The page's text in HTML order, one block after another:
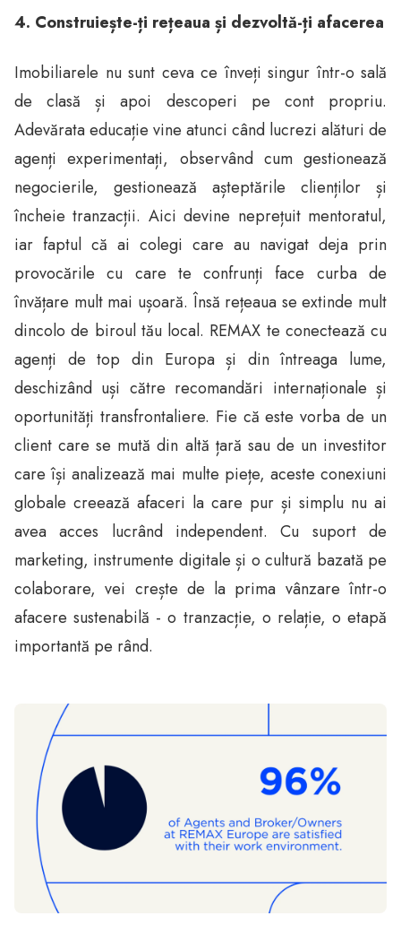
4. Construiește-ți rețeaua și dezvoltă-ți afacerea
Imobiliarele nu sunt ceva ce înveți singur într-o sală
de clasă și apoi descoperi pe cont propriu.
Adevărata educație vine atunci când lucrezi alături de
agenți experimentați, observând cum gestionează
negocierile, gestionează așteptările clienților și
încheie tranzacții. Aici devine neprețuit mentoratul,
iar faptul că ai colegi care au navigat deja prin
provocările cu care te confrunți face curba de
învățare mult mai ușoară. Însă rețeaua se extinde mult
dincolo de biroul tău local. REMAX te conectează cu
agenți de top din Europa și din întreaga lume,
deschizând uși către recomandări internaționale și
oportunități transfrontaliere. Fie că este vorba de un
client care se mută din altă țară sau de un investitor
care își analizează mai multe piețe, aceste conexiuni
globale creează afaceri la care pur și simplu nu ai
avea acces lucrând independent. Cu suport de
marketing, instrumente digitale și o cultură bazată pe
colaborare, vei crește de la prima vânzare într-o
afacere sustenabilă - o tranzacție, o relație, o etapă
importantă pe rând.